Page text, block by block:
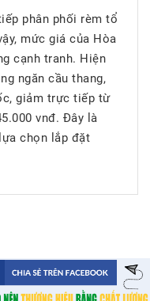
phân phối rèm tổ
mức giá của Hòa
cạnh tranh. Hiện
ngăn cầu thang,
giảm trực tiếp từ
vnđ. Đây là
chọn lắp đặt